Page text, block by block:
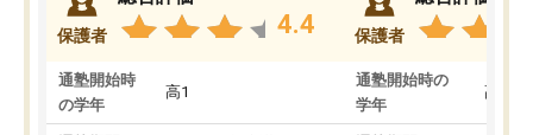
保護者 4.4
通塾開始時
の学年
高1
保護者
通塾開始時の
学年
高3